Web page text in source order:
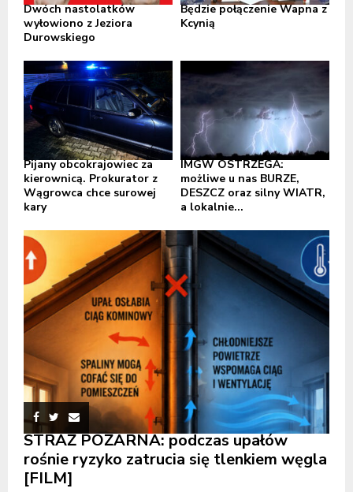
Dwóch nastolatków
wyłowiono z Jeziora
Durowskiego
Będzie połączenie Wapna z
Kcynią
Pijany obcokrajowiec za
kierownicą. Prokurator z
Wągrowca chce surowej
kary
IMGW OSTRZEGA:
możliwe u nas BURZE,
DESZCZ oraz silny WIATR,
a lokalnie...
STRAŻ POŻARNA: podczas upałów
rośnie ryzyko zatrucia się tlenkiem węgla
[FILM]